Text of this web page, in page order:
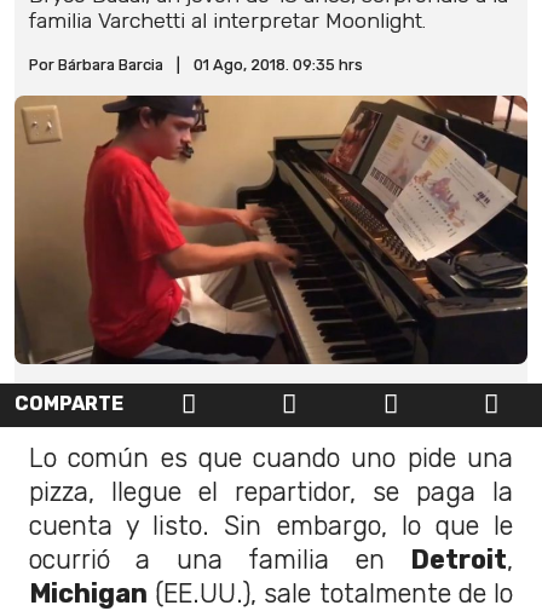
familia Varchetti al interpretar Moonlight.
Por Bárbara Barcia 01 Ago, 2018. 09:35 hrs
COMPARTE
Lo común es que cuando uno pide una
pizza, llegue el repartidor, se paga la
cuenta y listo. Sin embargo, lo que le
ocurrió a una familia en Detroit,
Michigan (EE.UU.), sale totalmente de lo